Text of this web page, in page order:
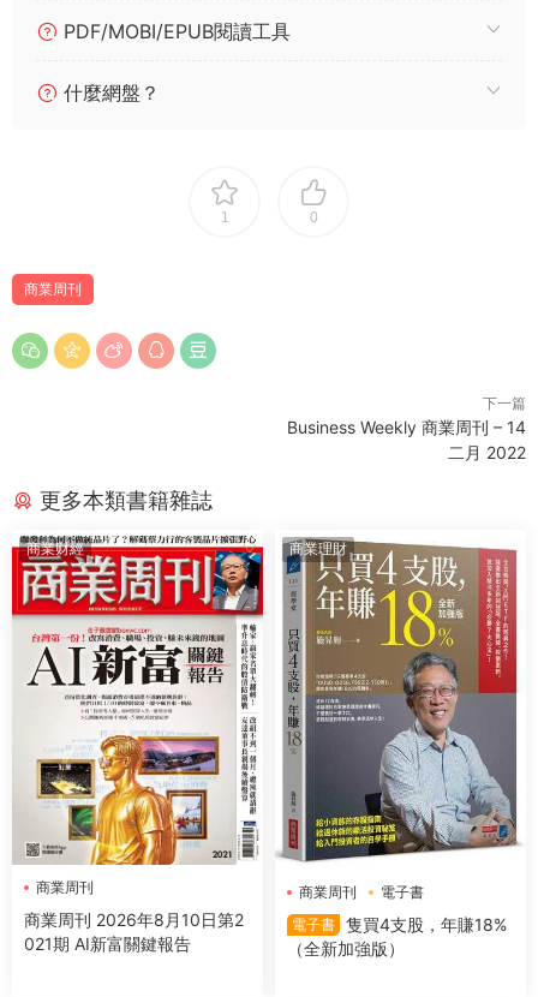
PDF/MOBI/EPUB閱讀工具
什麼網盤？
1 0
商業周刊
下一篇
Business Weekly 商業周刊 – 14
二月 2022
更多本類書籍雜誌
商業财經
商業周刊
商業周刊 2026年8月10日第2
021期 AI新富關鍵報告
商業理財
商業周刊
電子書
電子書 隻買4支股，年賺18%
（全新加強版）